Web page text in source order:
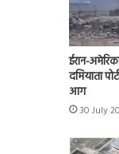
ईरान-
दमियाता
आग
30 July